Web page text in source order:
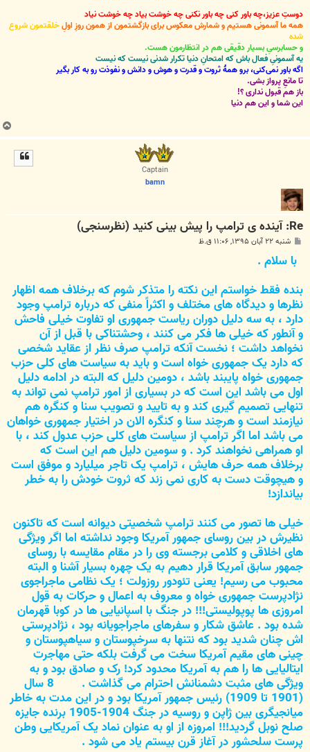
دوستِ عزیز،چه باور کنی چه باور نکنی چه خوشت بیاد چه خوشت نیاد
همه ما آسمونی هستیم و شمارش معکوس برای بازگشتمون از همون روزِ اولِخلقتمون شروع
شده
و حسابرسیِ بسیار دقیقی هم در انتظارمون هست.
یه آسمونیِ فعال باش که امتحانِ دنیا تکرار شدنی نیست که نیست
اگه باور نمی‌کنی، برو همۀ ثروت و قدرت و هوش و دانش و نفوذت رو به کار بگیر
تا مانعِ پرواز بشی.
باز هم قبول نداری ؟!
این شما و این هم دنیا
ب
ا
Captain
bamn
Re: آینده ی ترامپ را پیش بینی کنید (نظرسنجی)
پ
ت
شنبه ۲۲ آبان ۱۳۹۵, ۱۱:۰۶ ق.ظ
با سلام .
بنده فقط خواستم این نکته را متذکر شوم که برخلاف همه اظهار
نظرها و دیدگاه های مختلف و اکثراً منفی که درباره ترامپ وجود
دارد ، به سه دلیل دوران ریاست جمهوری او تفاوت خیلی فاحش
و آنطور که خیلی ها فکر می کنند ، وحشتناکی با قبل از آن
نخواهد داشت ؛ نخست آنکه ترامپ صرف نظر از عقاید شخصی
که دارد یک جمهوری خواه است و باید به سیاست های کلی حزب
جمهوری خواه پایبند باشد ، دومین دلیل که البته در ادامه دلیل
اول می باشد این است که در بسیاری از امور ترامپ نمی تواند به
تنهایی تصمیم گیری کند و به تایید و تصویب سنا و کنگره هم
نیازمند است و هرچند سنا و کنگره الان در اختیار جمهوری خواهان
می باشد اما اگر ترامپ از سیاست های کلی حزب عدول کند ، با
او همراهی نخواهند کرد . و سومین دلیل هم این است که
برخلاف همه حرف هایش ، ترامپ یک تاجر میلیارد و موفق است
و هیچوقت دست به کاری نمی زند که ثروت خودش را به خطر
بیاندازد!
خیلی ها تصور می کنند ترامپ شخصیتی دیوانه است که تاکنون
نظیرش در بین روسای جمهور آمریکا وجود نداشته اما اگر ویژگی
های اخلاقی و کلامی برجسته وی را در مقام مقایسه با روسای
جمهور سابق آمریکا قرار دهیم به یک چهره بسیار آشنا و البته
محبوب می رسیم! یعنی تئودور روزولت ؛ یک نظامی ماجراجوی
نژادپرست جمهوری خواه و معروف به اعمال و حرکات به قول
امروزی ها پوپولیستی!!! در جنگ با اسپانیایی ها در کوبا قهرمان
شده بود . عاشق شکار و سفرهای ماجراجویانه بود ، نژادپرستی
اش چنان شدید بود که نتنها به سرخپوستان و سیاهپوستان و
چینی های مقیم آمریکا سخت می گرفت بلکه حتی مهاجرت
ایتالیایی ها را هم به آمریکا محدود کرد! رک و صادق بود و به
ویژگی های مثبت دشمنانش احترام می گذاشت . 8 سال
(1901 تا 1909) رئیس جمهور آمریکا بود و در این مدت به خاطر
میانجیگری بین ژاپن و روسیه در جنگ 1904-1905 برنده جایزه
صلح نوبل گردید!!! امروزه از او به عنوان نماد یک آمریکایی وطن
پرست سلحشور در آغاز قرن بیستم یاد می شود .